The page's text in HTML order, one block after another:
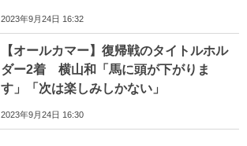
2023年9月24日 16:32
【オールカマー】復帰戦のタイトルホル
ダー2着 横山和「馬に頭が下がりま
す」「次は楽しみしかない」
2023年9月24日 16:30